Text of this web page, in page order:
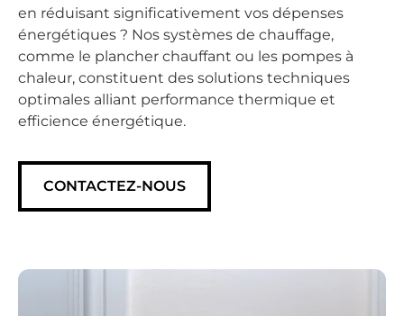
en réduisant significativement vos dépenses
énergétiques ? Nos systèmes de chauffage,
comme le plancher chauffant ou les pompes à
chaleur, constituent des solutions techniques
optimales alliant performance thermique et
efficience énergétique.
CONTACTEZ-NOUS